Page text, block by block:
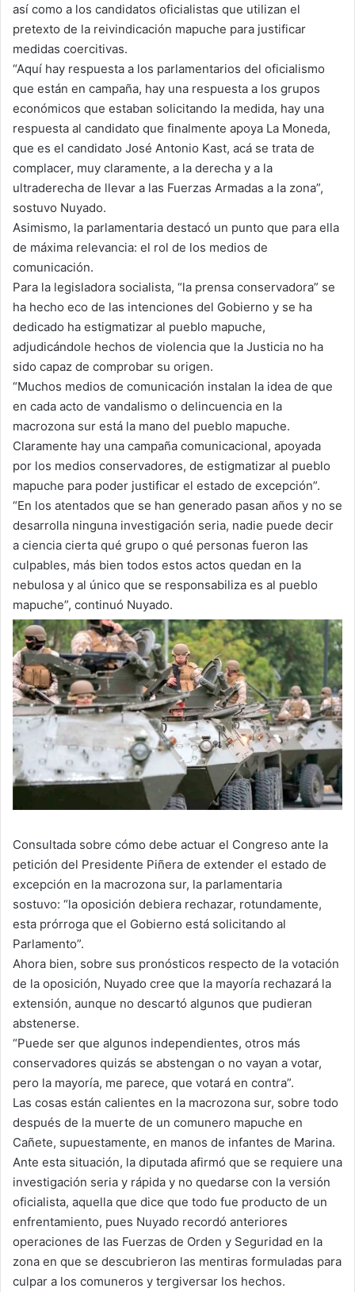
así como a los candidatos oficialistas que utilizan el
pretexto de la reivindicación mapuche para justificar
medidas coercitivas.
“Aquí hay respuesta a los parlamentarios del oficialismo
que están en campaña, hay una respuesta a los grupos
económicos que estaban solicitando la medida, hay una
respuesta al candidato que finalmente apoya La Moneda,
que es el candidato José Antonio Kast, acá se trata de
complacer, muy claramente, a la derecha y a la
ultraderecha de llevar a las Fuerzas Armadas a la zona”,
sostuvo Nuyado.
Asimismo, la parlamentaria destacó un punto que para ella
de máxima relevancia: el rol de los medios de
comunicación.
Para la legisladora socialista, “la prensa conservadora” se
ha hecho eco de las intenciones del Gobierno y se ha
dedicado ha estigmatizar al pueblo mapuche,
adjudicándole hechos de violencia que la Justicia no ha
sido capaz de comprobar su origen.
“Muchos medios de comunicación instalan la idea de que
en cada acto de vandalismo o delincuencia en la
macrozona sur está la mano del pueblo mapuche.
Claramente hay una campaña comunicacional, apoyada
por los medios conservadores, de estigmatizar al pueblo
mapuche para poder justificar el estado de excepción”.
“En los atentados que se han generado pasan años y no se
desarrolla ninguna investigación seria, nadie puede decir
a ciencia cierta qué grupo o qué personas fueron las
culpables, más bien todos estos actos quedan en la
nebulosa y al único que se responsabiliza es al pueblo
mapuche”, continuó Nuyado.
Consultada sobre cómo debe actuar el Congreso ante la
petición del Presidente Piñera de extender el estado de
excepción en la macrozona sur, la parlamentaria
sostuvo: “la oposición debiera rechazar, rotundamente,
esta prórroga que el Gobierno está solicitando al
Parlamento”.
Ahora bien, sobre sus pronósticos respecto de la votación
de la oposición, Nuyado cree que la mayoría rechazará la
extensión, aunque no descartó algunos que pudieran
abstenerse.
“Puede ser que algunos independientes, otros más
conservadores quizás se abstengan o no vayan a votar,
pero la mayoría, me parece, que votará en contra”.
Las cosas están calientes en la macrozona sur, sobre todo
después de la muerte de un comunero mapuche en
Cañete, supuestamente, en manos de infantes de Marina.
Ante esta situación, la diputada afirmó que se requiere una
investigación seria y rápida y no quedarse con la versión
oficialista, aquella que dice que todo fue producto de un
enfrentamiento, pues Nuyado recordó anteriores
operaciones de las Fuerzas de Orden y Seguridad en la
zona en que se descubrieron las mentiras formuladas para
culpar a los comuneros y tergiversar los hechos.